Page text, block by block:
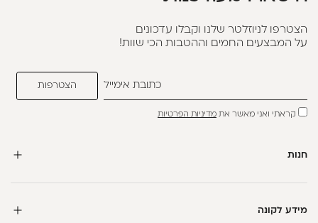
הצטרפו לניוזלטר שלנו וקבלו עדכונים
על המבצעים החמים וההטבות הכי שוות!
קראתי ואני מאשר את מדיניות הפרטיות
חנות
מידע לקונה